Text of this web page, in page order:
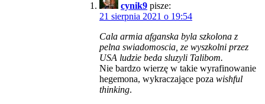
cynik9 pisze:
21 sierpnia 2021 o 19:54
Cala armia afganska byla szkolona z
pelna swiadomoscia, ze wyszkolni przez
USA ludzie beda sluzyli Talibom.
Nie bardzo wierzę w takie wyrafinowanie
hegemona, wykraczające poza wishful
thinking.